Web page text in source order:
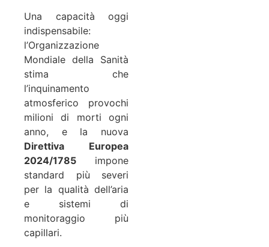
Una capacità oggi
indispensabile:
l’Organizzazione
Mondiale della Sanità
stima che
l’inquinamento
atmosferico provochi
milioni di morti ogni
anno, e la nuova
Direttiva Europea
2024/1785 impone
standard più severi
per la qualità dell’aria
e sistemi di
monitoraggio più
capillari.